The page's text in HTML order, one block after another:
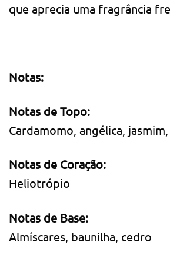
que aprecia uma fragrância
Notas:
Notas de Topo:
Cardamomo, angélica,
Notas de Coração:
Heliotrópio
Notas de Base:
Almíscares, baunilha, cedro